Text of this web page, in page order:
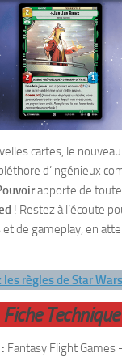
cartes, le
d’ingénieux
apporte de
! Restez à l’écoute
et de gameplay, en
les règles de Star
Fiche Technique
Fantasy Flight Games